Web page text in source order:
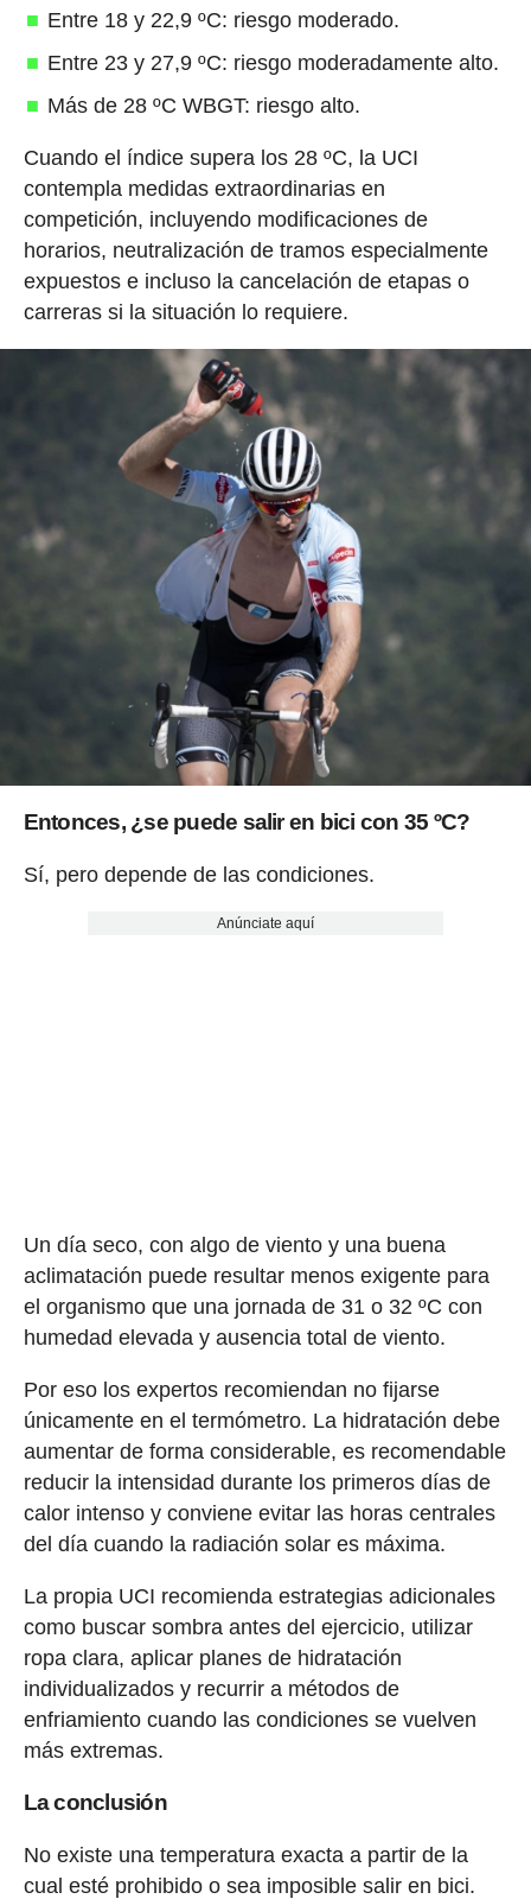
Entre 18 y 22,9 ºC: riesgo moderado.
Entre 23 y 27,9 ºC: riesgo moderadamente alto.
Más de 28 ºC WBGT: riesgo alto.
Cuando el índice supera los 28 ºC, la UCI
contempla medidas extraordinarias en
competición, incluyendo modificaciones de
horarios, neutralización de tramos especialmente
expuestos e incluso la cancelación de etapas o
carreras si la situación lo requiere.
Entonces,¿se puede salir en bici con 35 ºC?
Sí, pero depende de las condiciones.
Anúnciate aquí
Un día seco, con algo de viento y una buena
aclimatación puede resultar menos exigente para
el organismo que una jornada de 31 o 32 ºC con
humedad elevada y ausencia total de viento.
Por eso los expertos recomiendan no fijarse
únicamente en el termómetro. La hidratación debe
aumentar de forma considerable, es recomendable
reducir la intensidad durante los primeros días de
calor intenso y conviene evitar las horas centrales
del día cuando la radiación solar es máxima.
La propia UCI recomienda estrategias adicionales
como buscar sombra antes del ejercicio, utilizar
ropa clara, aplicar planes de hidratación
individualizados y recurrir a métodos de
enfriamiento cuando las condiciones se vuelven
más extremas.
La conclusión
No existe una temperatura exacta a partir de la
cual esté prohibido o sea imposible salir en bici.